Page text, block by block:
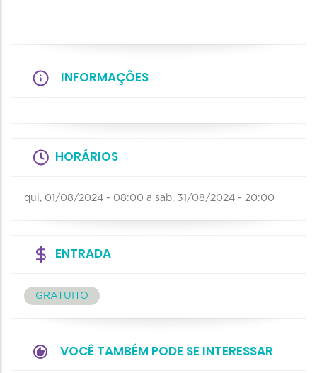
INFORMAÇÕES
HORÁRIOS
qui, 01/08/2024 - 08:00 a sab, 31/08/2024 - 20:00
ENTRADA
GRATUITO
VOCÊ TAMBÉM PODE SE INTERESSAR